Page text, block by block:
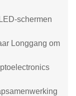
schermen
Longgang om